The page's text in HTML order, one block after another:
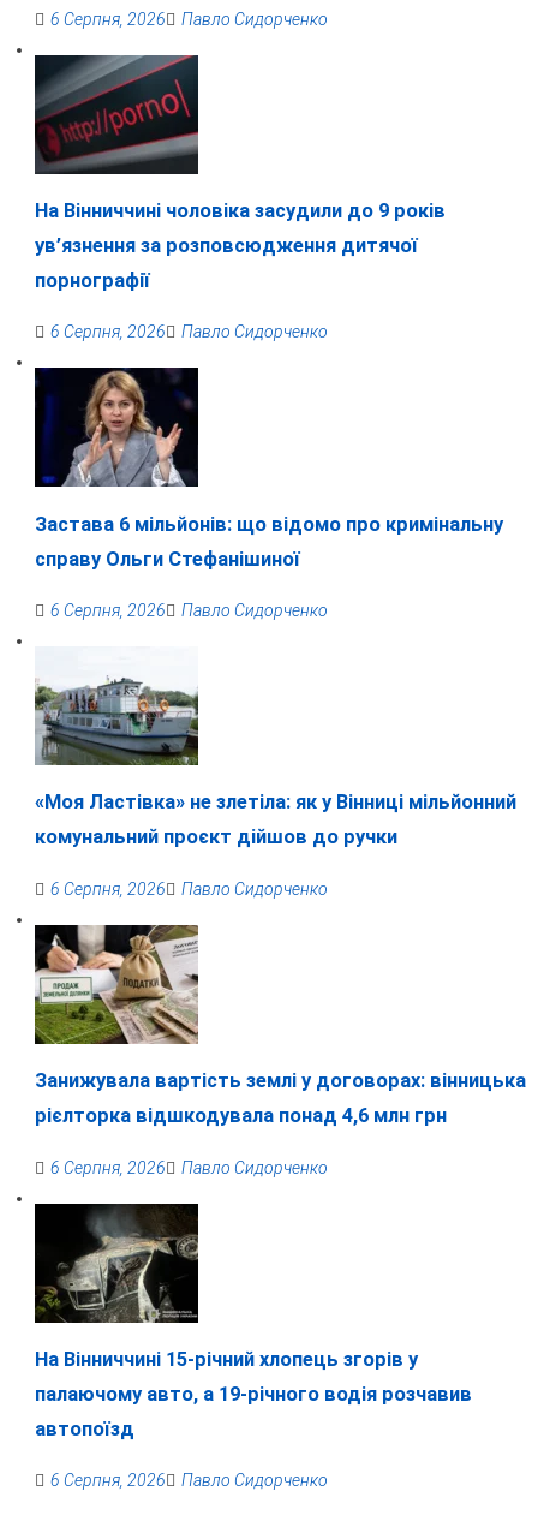
6 Серпня, 2026 Павло Сидорченко
На Вінниччині чоловіка засудили до 9 років
ув’язнення за розповсюдження дитячої
порнографії
6 Серпня, 2026 Павло Сидорченко
Застава 6 мільйонів: що відомо про кримінальну
справу Ольги Стефанішиної
6 Серпня, 2026 Павло Сидорченко
«Моя Ластівка» не злетіла: як у Вінниці мільйонний
комунальний проєкт дійшов до ручки
6 Серпня, 2026 Павло Сидорченко
Занижувала вартість землі у договорах: вінницька
рієлторка відшкодувала понад 4,6 млн грн
6 Серпня, 2026 Павло Сидорченко
На Вінниччині 15-річний хлопець згорів у
палаючому авто, а 19-річного водія розчавив
автопоїзд
6 Серпня, 2026 Павло Сидорченко